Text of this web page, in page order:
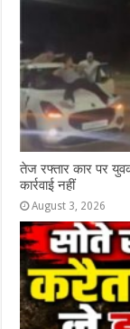
तेज रफ्तार कार पर
कार्रवाई नहीं
August 3, 2026